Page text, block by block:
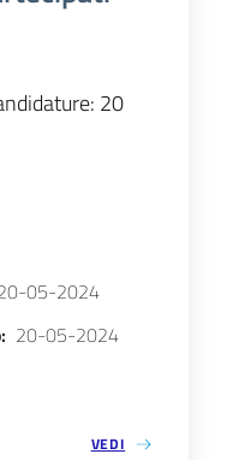
20
05-2024
: 20-05-2024
VEDI